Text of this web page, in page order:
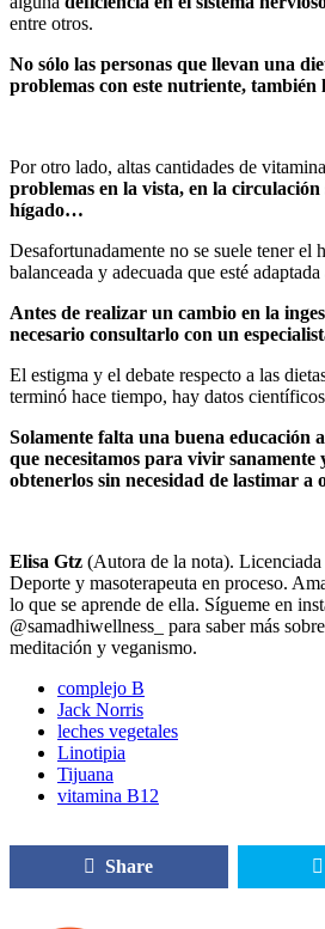
entre otros.
No sólo las personas que llevan una
problemas con este nutriente, también
Por otro lado, altas cantidades de
problemas en la vista, en la circulación
hígado…
Desafortunadamente no se suele tener el
balanceada y adecuada que esté
Antes de realizar un cambio en la
necesario consultarlo con un
El estigma y el debate respecto a las
terminó hace tiempo, hay datos
Solamente falta una buena educación
que necesitamos para vivir sanamente
obtenerlos sin necesidad de lastimar a
Elisa Gtz (Autora de la nota).
Deporte y masoterapeuta en proceso.
lo que se aprende de ella. Sígueme en
@samadhiwellness_ para saber más
meditación y veganismo.
complejo B
Jack Norris
leches vegetales
Linotipia
Tijuana
vitamina B12
Share